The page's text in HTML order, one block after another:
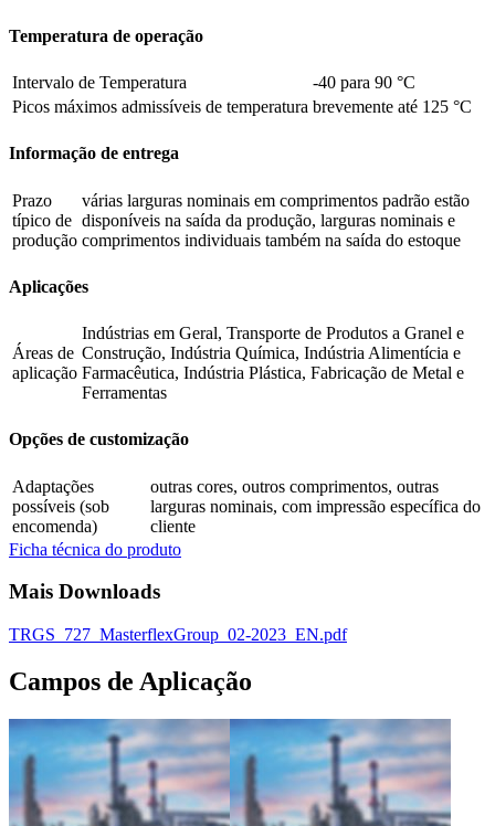
Temperatura de operação
Intervalo de Temperatura
-40 para 90 °C
Picos máximos admissíveis de temperatura brevemente até 125 °C
Informação de entrega
Prazo
típico de
produção
várias larguras nominais em comprimentos padrão estão
disponíveis na saída da produção, larguras nominais e
comprimentos individuais também na saída do estoque
Aplicações
Áreas de
aplicação
Indústrias em Geral, Transporte de Produtos a Granel e
Construção, Indústria Química, Indústria Alimentícia e
Farmacêutica, Indústria Plástica, Fabricação de Metal e
Ferramentas
Opções de customização
Adaptações
possíveis (sob
encomenda)
outras cores, outros comprimentos, outras
larguras nominais, com impressão específica do
cliente
Ficha técnica do produto
Mais Downloads
TRGS_727_MasterflexGroup_02-2023_EN.pdf
Campos de Aplicação